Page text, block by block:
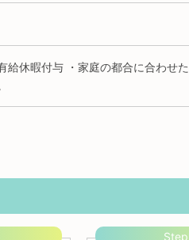
給休暇付与 ・家庭の都合に合わせ
Step